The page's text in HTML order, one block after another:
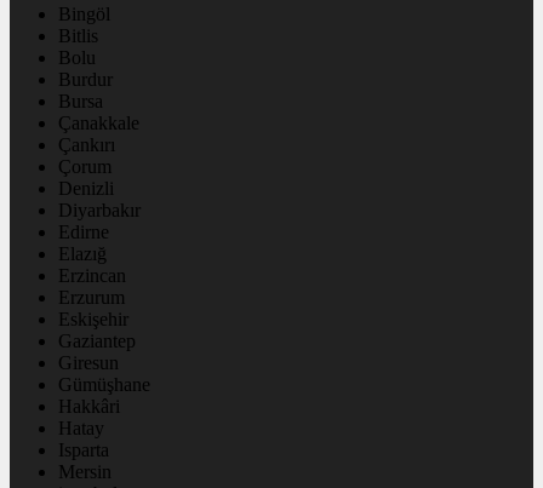
Bingöl
Bitlis
Bolu
Burdur
Bursa
Çanakkale
Çankırı
Çorum
Denizli
Diyarbakır
Edirne
Elazığ
Erzincan
Erzurum
Eskişehir
Gaziantep
Giresun
Gümüşhane
Hakkâri
Hatay
Isparta
Mersin